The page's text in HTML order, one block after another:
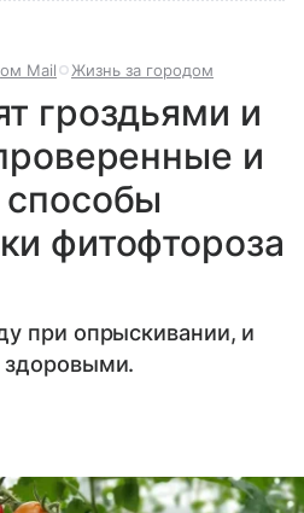
Mail Жизнь за городом
гроздьями и
и
фитофтороза
при опрыскивании, и
здоровыми.